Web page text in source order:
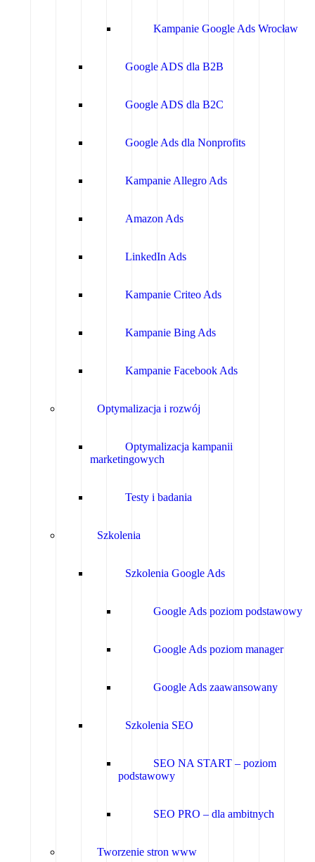
Kampanie Google Ads Wrocław
Google ADS dla B2B
Google ADS dla B2C
Google Ads dla Nonprofits
Kampanie Allegro Ads
Amazon Ads
LinkedIn Ads
Kampanie Criteo Ads
Kampanie Bing Ads
Kampanie Facebook Ads
Optymalizacja i rozwój
Optymalizacja kampanii
marketingowych
Testy i badania
Szkolenia
Szkolenia Google Ads
Google Ads poziom podstawowy
Google Ads poziom manager
Google Ads zaawansowany
Szkolenia SEO
SEO NA START – poziom
podstawowy
SEO PRO – dla ambitnych
Tworzenie stron www